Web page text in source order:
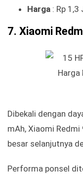
Harga : Rp 1,3
7. Xiaomi
Dibekali dengan
mAh, Xiaomi
besar selanjutnya
Performa ponsel